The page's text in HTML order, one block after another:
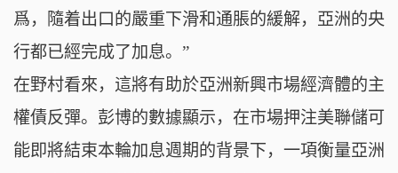
爲，隨着出口的嚴重下滑和通脹的緩解，亞洲的央
行都已經完成了加息。”
在野村看來，這將有助於亞洲新興市場經濟體的主
權債反彈。彭博的數據顯示，在市場押注美聯儲可
能即將結束本輪加息週期的背景下，一項衡量亞洲